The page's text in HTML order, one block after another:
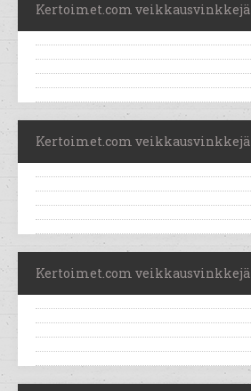
Kertoimet.com veikkausvinkkejä
Kertoimet.com veikkausvinkkejä
Kertoimet.com veikkausvinkkejä